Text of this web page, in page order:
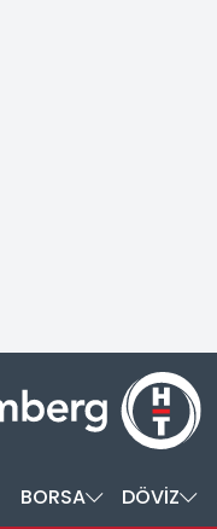
BORSA DÖVİZ